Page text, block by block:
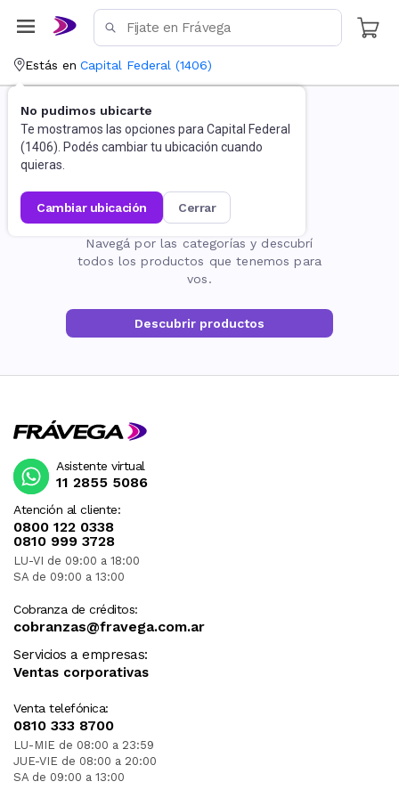
Estás en Capital Federal (1406)
No pudimos ubicarte
Te mostramos las opciones para Capital Federal
(1406). Podés cambiar tu ubicación cuando
quieras.
cambiar ubicación cerrar
La página no existe
Navegá por las categorías y descubrí
todos los productos que tenemos para
vos.
Descubrir productos
Atención al cliente:
0800 122 0338
0810 999 3728
LU-VI de 09:00 a 18:00
SA de 09:00 a 13:00
Cobranza de créditos:
cobranzas@fravega.com.ar
Servicios a empresas:
Ventas corporativas
Venta telefónica:
0810 333 8700
LU-MIE de 08:00 a 23:59
JUE-VIE de 08:00 a 20:00
SA de 09:00 a 13:00
Asistente virtual
11 2855 5086